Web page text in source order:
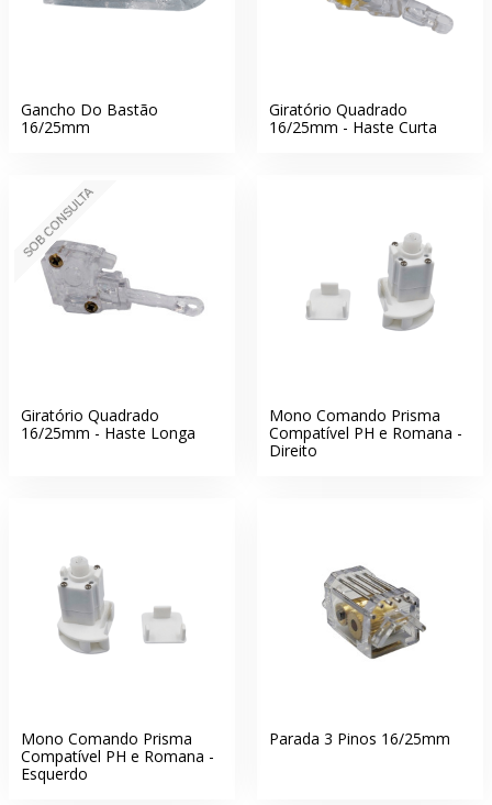
Gancho Do Bastão
16/25mm
Giratório Quadrado
16/25mm - Haste Curta
SOB CONSULTA
Giratório Quadrado
16/25mm - Haste Longa
Mono Comando Prisma
Compatível PH e Romana -
Direito
Mono Comando Prisma
Compatível PH e Romana -
Esquerdo
Parada 3 Pinos 16/25mm